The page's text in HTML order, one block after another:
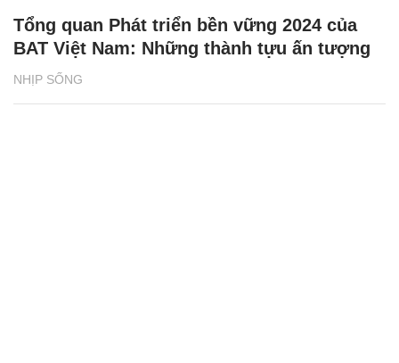
NHỊP SỐNG
Tổng quan Phát triển bền vững 2024 của
BAT Việt Nam: Những thành tựu ấn tượng